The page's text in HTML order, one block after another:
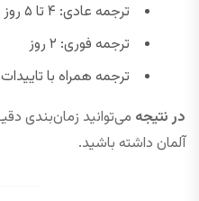
ترجمه عادی: ۴ تا ۵ روز
ترجمه فوری: ۲ روز
ترجمه همراه با تاییدات: ۵ تا ۱۰
در نتیجه می‌توانید زمان‌بندی
آلمان داشته باشید.